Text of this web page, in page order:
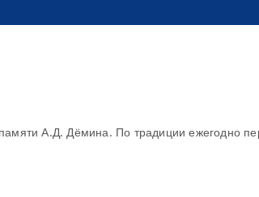
А.Д. Дёмина. По традиции ежегодно